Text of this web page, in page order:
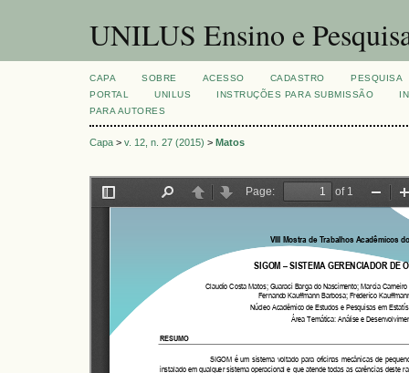
UNILUS Ensino e
CAPA SOBRE ACESSO CADASTRO
PESQUISA
PORTAL
UNILUS INSTRUÇÕES PARA SUBMISSÃO
PARA AUTORES
Capa > v. 12, n. 27 (2015) > Matos